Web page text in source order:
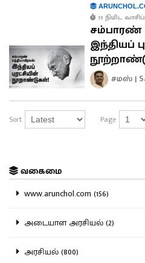
15 நிமிட
சம்பாரண்
இந்தியப்
சமஸ் |
Sort Page
வகைமை
www.arunchol.com (156)
அடையாள அரசியல் (2)
அரசியல் (800)